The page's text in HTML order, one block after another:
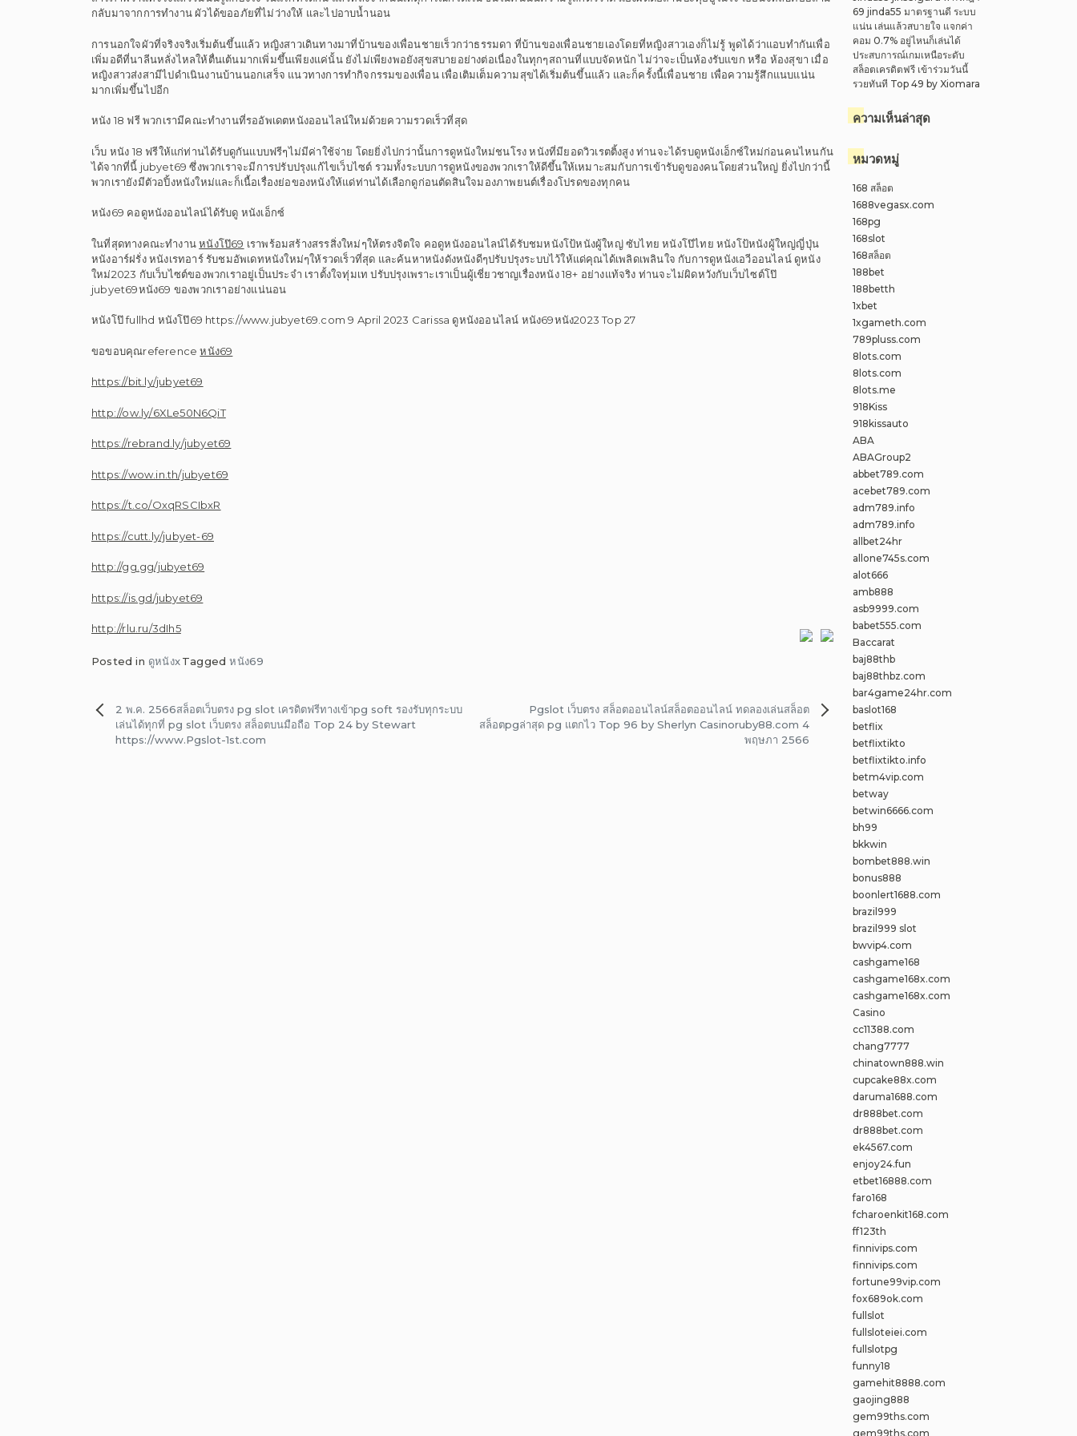
กลับมาจากการทำงาน ผัวได้ขออภัยที่ไม่ว่างให้ และไปอาบน้ำนอน
การนอกใจผัวที่จริงจริงเริ่มต้นขึ้นแล้ว หญิงสาวเดินทางมาที่บ้านของเพื่อนชายเร็วกว่าธรรมดา ที่บ้านของเพื่อนชายเองโดยที่หญิงสาวเองก็ไม่รู้ พูดได้ว่าแอบทำกันเพื่อ
เพิ่มอดีที่นาลีนหลั่งไหลให้ตื่นเต้นมากเพิ่มขึ้นเพียงแค่นั้น ยังไม่เพียงพอยังสุขสบายอย่างต่อเนื่องในทุกๆสถานที่แบบจัดหนัก ไม่ว่าจะเป็นห้องรับแขก หรือ ห้องสุขา เมื่อ
หญิงสาวส่งสามีไปดำเนินงานบ้านนอกเสร็จ แนวทางการทำกิจกรรมของเพื่อน เพื่อเติมเต็มความสุขได้เริ่มต้นขึ้นแล้ว และก็ครั้งนี้เพื่อนชาย เพื่อความรู้สึกแนบแน่น
มากเพิ่มขึ้นไปอีก
หนัง 18 ฟรี พวกเรามีคณะทำงานที่รออัพเดตหนังออนไลน์ใหม่ด้วยความรวดเร็วที่สุด
เว็บ หนัง 18 ฟรีให้แก่ท่านได้รับดูกันแบบฟรีๆไม่มีค่าใช้จ่าย โดยยิ่งไปกว่านั้นการดูหนังใหม่ชนโรง หนังที่มียอดวิวเรตติ้งสูง ท่านจะได้รบดูหนังเอ็กซ์ใหม่ก่อนคนไหนกัน
ได้จากที่นี้ jubyet69 ซึ่งพวกเราจะมีการปรับปรุงแก้ไขเว็บไซต์ รวมทั้งระบบการดูหนังของพวกเราให้ดีขึ้นให้เหมาะสมกับการเข้ารับดูของคนโดยส่วนใหญ่ ยิ่งไปกว่านี้
พวกเรายังมีตัวอปิ้งหนังใหม่และก็เนื้อเรื่องย่อของหนังให้แด่ท่านได้เลือกดูก่อนตัดสินใจมองภาพยนต์เรื่องโปรดของทุกคน
หนัง69 คอดูหนังออนไลน์ได้รับดู หนังเอ็กซ์
ในที่สุดทางคณะทำงานหนังโป๊69 เราพร้อมสร้างสรรสิ่งใหม่ๆให้ตรงจิตใจ คอดูหนังออนไลน์ได้รับชมหนังโป้หนังผู้ใหญ่ ซับไทย หนังโป๊ไทย หนังโป้หนังผู้ใหญ่ญี่ปุ่น
หนังอาร์ฝรั่ง หนังเรทอาร์ รับชมอัพเดทหนังใหม่ๆให้รวดเร็วที่สุด และค้นหาหนังดังหนังดีๆปรับปรุงระบบไว้ให้แด่คุณได้เพลิดเพลินใจ กับการดูหนังเอวีออนไลน์ ดูหนัง
ใหม่2023 กับเว็บไซต์ของพวกเราอยู่เป็นประจำ เราตั้งใจทุ่มเท ปรับปรุงเพราะเราเป็นผู้เชี่ยวชาญเรื่องหนัง 18+ อย่างแท้จริง ท่านจะไม่ผิดหวังกับเว็บไซต์โป๊
jubyet69หนัง69 ของพวกเราอย่างแน่นอน
หนังโป๊ fullhd หนังโป๊69 https://www.jubyet69.com 9 April 2023 Carissa ดูหนังออนไลน์ หนัง69หนัง2023 Top 27
ขอขอบคุณreferenceหนัง69
https://bit.ly/jubyet69
http://ow.ly/6XLe50N6QiT
https://rebrand.ly/jubyet69
https://wow.in.th/jubyet69
https://t.co/OxqRSCIbxR
https://cutt.ly/jubyet-69
http://gg.gg/jubyet69
https://is.gd/jubyet69
http://rlu.ru/3dIh5
Posted in ดูหนังxTaggedหนัง69
แนะแนว
เรื่อง
2 พ.ค. 2566สล็อตเว็บตรง pg slot เครดิตฟรีทางเข้าpg soft รองรับทุกระบบ
เล่นได้ทุกที่ pg slot เว็บตรง สล็อตบนมือถือ Top 24 by Stewart
https://www.Pgslot-1st.com
Pgslot เว็บตรง สล็อตออนไลน์สล็อตออนไลน์ ทดลองเล่นสล็อต
สล็อตpgล่าสุด pg แตกไว Top 96 by Sherlyn Casinoruby88.com 4
พฤษภา 2566
69 jinda55 มาตรฐานดี ระบบ
แน่น เล่นแล้วสบายใจ แจกค่า
คอม 0.7% อยู่ไหนก็เล่นได้
ประสบการณ์เกมเหนือระดับ
สล็อตเครดิตฟรี เข้าร่วมวันนี้
รวยทันที Top 49 by Xiomara
ความเห็นล่าสุด
หมวดหมู่
168 สล็อต
1688vegasx.com
168pg
168slot
168สล็อต
188bet
188betth
1xbet
1xgameth.com
789pluss.com
8lots.com
8lots.com
8lots.me
918Kiss
918kissauto
ABA
ABAGroup2
abbet789.com
acebet789.com
adm789.info
adm789.info
allbet24hr
allone745s.com
alot666
amb888
asb9999.com
babet555.com
Baccarat
baj88thb
baj88thbz.com
bar4game24hr.com
baslot168
betflix
betflixtikto
betflixtikto.info
betm4vip.com
betway
betwin6666.com
bh99
bkkwin
bombet888.win
bonus888
boonlert1688.com
brazil999
brazil999 slot
bwvip4.com
cashgame168
cashgame168x.com
cashgame168x.com
Casino
cc11388.com
chang7777
chinatown888.win
cupcake88x.com
daruma1688.com
dr888bet.com
dr888bet.com
ek4567.com
enjoy24.fun
etbet16888.com
faro168
fcharoenkit168.com
ff123th
finnivips.com
finnivips.com
fortune99vip.com
fox689ok.com
fullslot
fullsloteiei.com
fullslotpg
funny18
gamehit8888.com
gaojing888
gem99ths.com
gem99ths.com